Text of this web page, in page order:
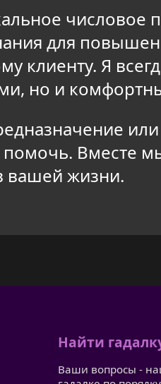
числовое
для
клиенту. Я
но и
или
Вместе
вашей жизни.
Найти
Ваши вопросы -